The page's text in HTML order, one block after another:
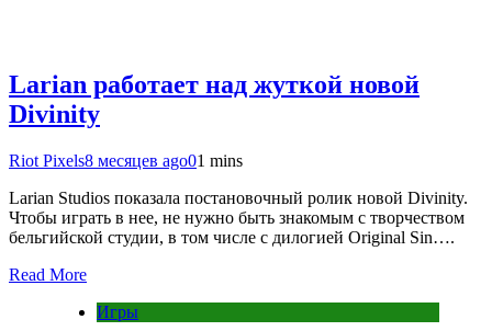
Larian работает над жуткой новой
Divinity
Riot Pixels8 месяцев ago01 mins
Larian Studios показала постановочный ролик новой Divinity.
Чтобы играть в нее, не нужно быть знакомым с творчеством
бельгийской студии, в том числе с дилогией Original Sin….
Read More
Игры